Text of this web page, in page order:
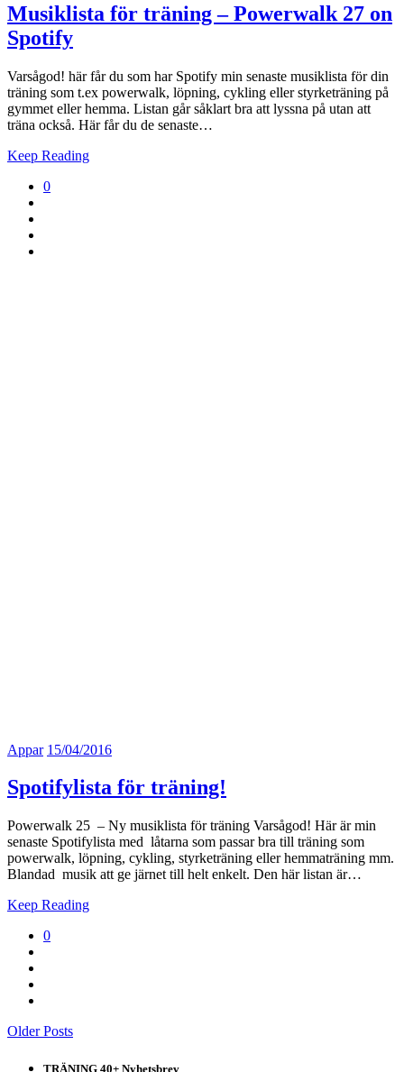
Musiklista för träning – Powerwalk 27 on
Spotify
Varsågod! här får du som har Spotify min senaste musiklista för din
träning som t.ex powerwalk, löpning, cykling eller styrketräning på
gymmet eller hemma. Listan går såklart bra att lyssna på utan att
träna också. Här får du de senaste…
Keep Reading
0
Appar 15/04/2016
Spotifylista för träning!
Powerwalk 25 – Ny musiklista för träning Varsågod! Här är min
senaste Spotifylista med låtarna som passar bra till träning som
powerwalk, löpning, cykling, styrketräning eller hemmaträning mm.
Blandad musik att ge järnet till helt enkelt. Den här listan är…
Keep Reading
0
Older Posts
TRÄNING 40+ Nyhetsbrev